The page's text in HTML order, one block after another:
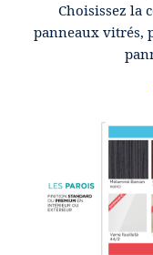
Choisissez la
panneaux vitrés,